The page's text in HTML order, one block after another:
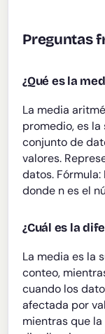
Preguntas
¿Qué es la
La media
promedio, es
conjunto de
valores.
datos. Fórmula:
donde n es el
¿Cuál es la
La media es la
conteo,
cuando los
afectada por
mientras que